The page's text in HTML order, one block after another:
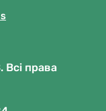
права